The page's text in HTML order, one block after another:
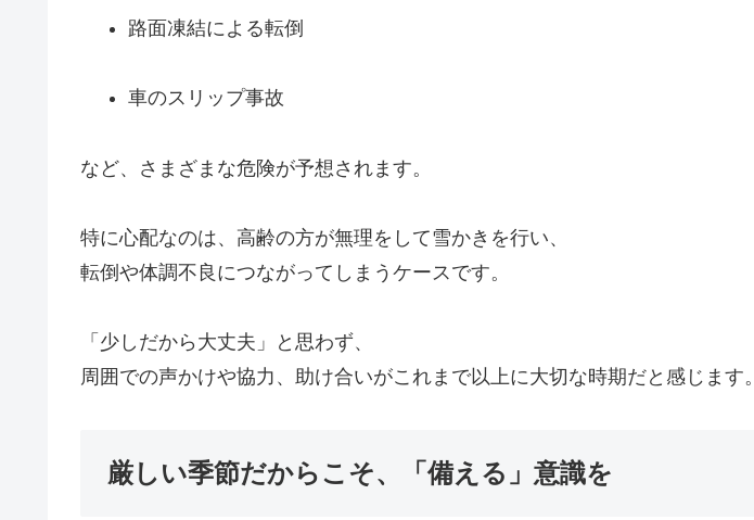
路面凍結による転倒
車のスリップ事故
など、さまざまな危険が予想されます。
特に心配なのは、高齢の方が無理をして雪かきを行い、
転倒や体調不良につながってしまうケースです。
「少しだから大丈夫」と思わず、
周囲での声かけや協力、助け合いがこれまで以上に大切な時期だと感じます。
厳しい季節だからこそ、「備える」意識を